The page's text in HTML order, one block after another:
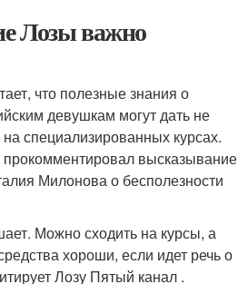
Лозы важно
что полезные знания о
девушкам могут дать не
специализированных курсах.
прокомментировал высказывание
Милонова о бесполезности
Можно сходить на курсы, а
хороши, если идет речь о
Лозу Пятый канал .